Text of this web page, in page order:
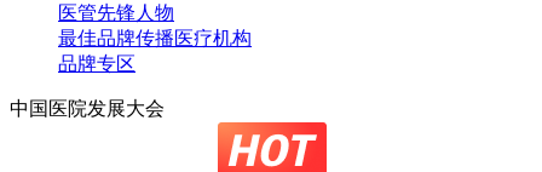
医管先锋人物
最佳品牌传播医疗机构
品牌专区
中国医院发展大会